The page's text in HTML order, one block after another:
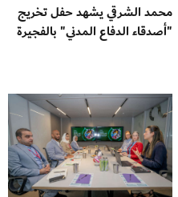
محمد الشرقي يشهد حفل تخريج
"أصدقاء الدفاع المدني" بالفجيرة